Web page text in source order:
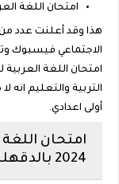
امتحان اللغة
هذا وقد أعلنت عدد
الاجتماعي فيسبوك
امتحان اللغة العربية
التربية والتعليم
أولى اعدادي.
امتحان اللغة
2024 بالدقهلية وجميع المحافظات